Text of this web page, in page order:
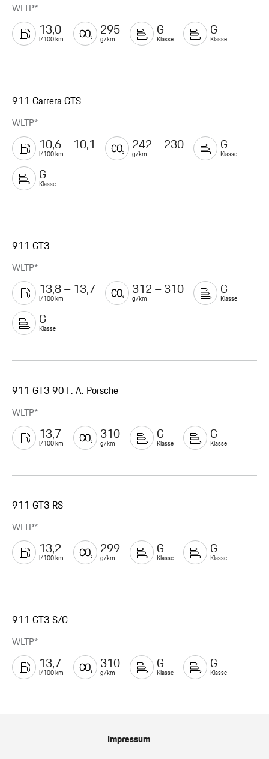
WLTP*
13,0
l/100 km
295
g/km
G
Klasse
G
Klasse
911 Carrera GTS
WLTP*
10,6 – 10,1
l/100 km
242 – 230
g/km
G
Klasse
G
Klasse
911 GT3
WLTP*
13,8 – 13,7
l/100 km
312 – 310
g/km
G
Klasse
G
Klasse
911 GT3 90 F. A. Porsche
WLTP*
13,7
l/100 km
310
g/km
G
Klasse
G
Klasse
911 GT3 RS
WLTP*
13,2
l/100 km
299
g/km
G
Klasse
G
Klasse
911 GT3 S/C
WLTP*
13,7
l/100 km
310
g/km
G
Klasse
G
Klasse
Impressum